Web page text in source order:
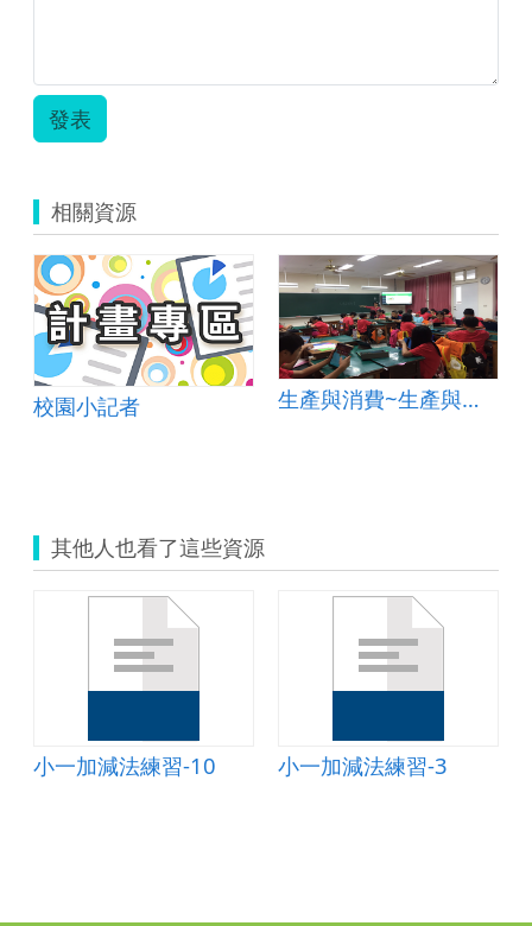
發表
相關資源
校園小記者 生產與消費~生產與消費的關係
其他人也看了這些資源
小一加減法練習-10 小一加減法練習-3